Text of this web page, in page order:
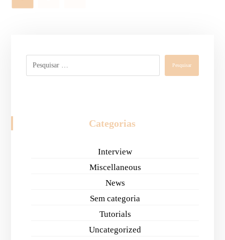
Pesquisar
Categorias
Interview
Miscellaneous
News
Sem categoria
Tutorials
Uncategorized